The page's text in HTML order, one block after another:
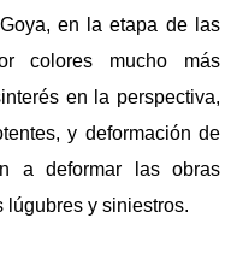
en la etapa de las
colores mucho más
en la perspectiva,
y deformación de
a deformar las obras
lúgubres y siniestros.